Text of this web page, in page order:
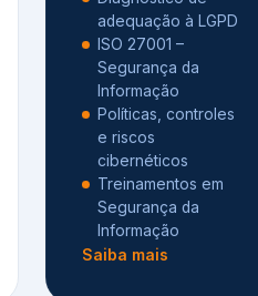
adequação à LGPD
ISO 27001 –
Segurança da
Informação
Políticas, controles
e riscos
cibernéticos
Treinamentos em
Segurança da
Informação
Saiba mais